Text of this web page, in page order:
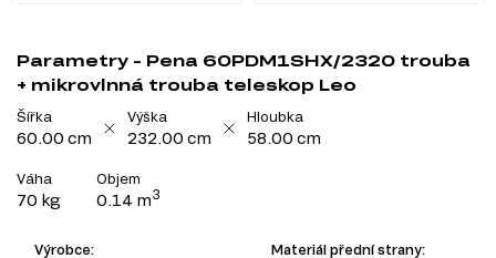
Parametry - Pena 60PDM1SHX/2320 trouba
+ mikrovlnná trouba teleskop Leo
Šířka
60.00 cm
Výška
232.00 cm
Hloubka
58.00 cm
Váha
70 kg
Objem
0.14 m3
Výrobce:
Materiál přední strany: